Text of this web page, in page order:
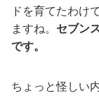
ドを育てたわけ
ますね。 セブン
です。
ちょっと怪しい